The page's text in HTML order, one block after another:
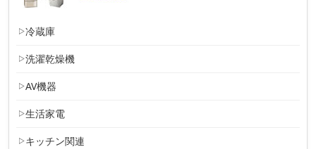
冷蔵庫
洗濯乾燥機
AV機器
生活家電
キッチン関連